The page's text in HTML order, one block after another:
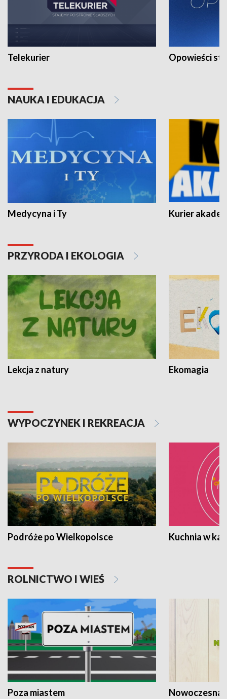
Telekurier Opowieści
NAUKA I EDUKACJA
Medycyna i Ty Kurier
PRZYRODA I EKOLOGIA
Lekcja z natury Ekomagia
WYPOCZYNEK I REKREACJA
Podróże po Wielkopolsce Kuchnia w
ROLNICTWO I WIEŚ
Poza miastem Nowoczesna